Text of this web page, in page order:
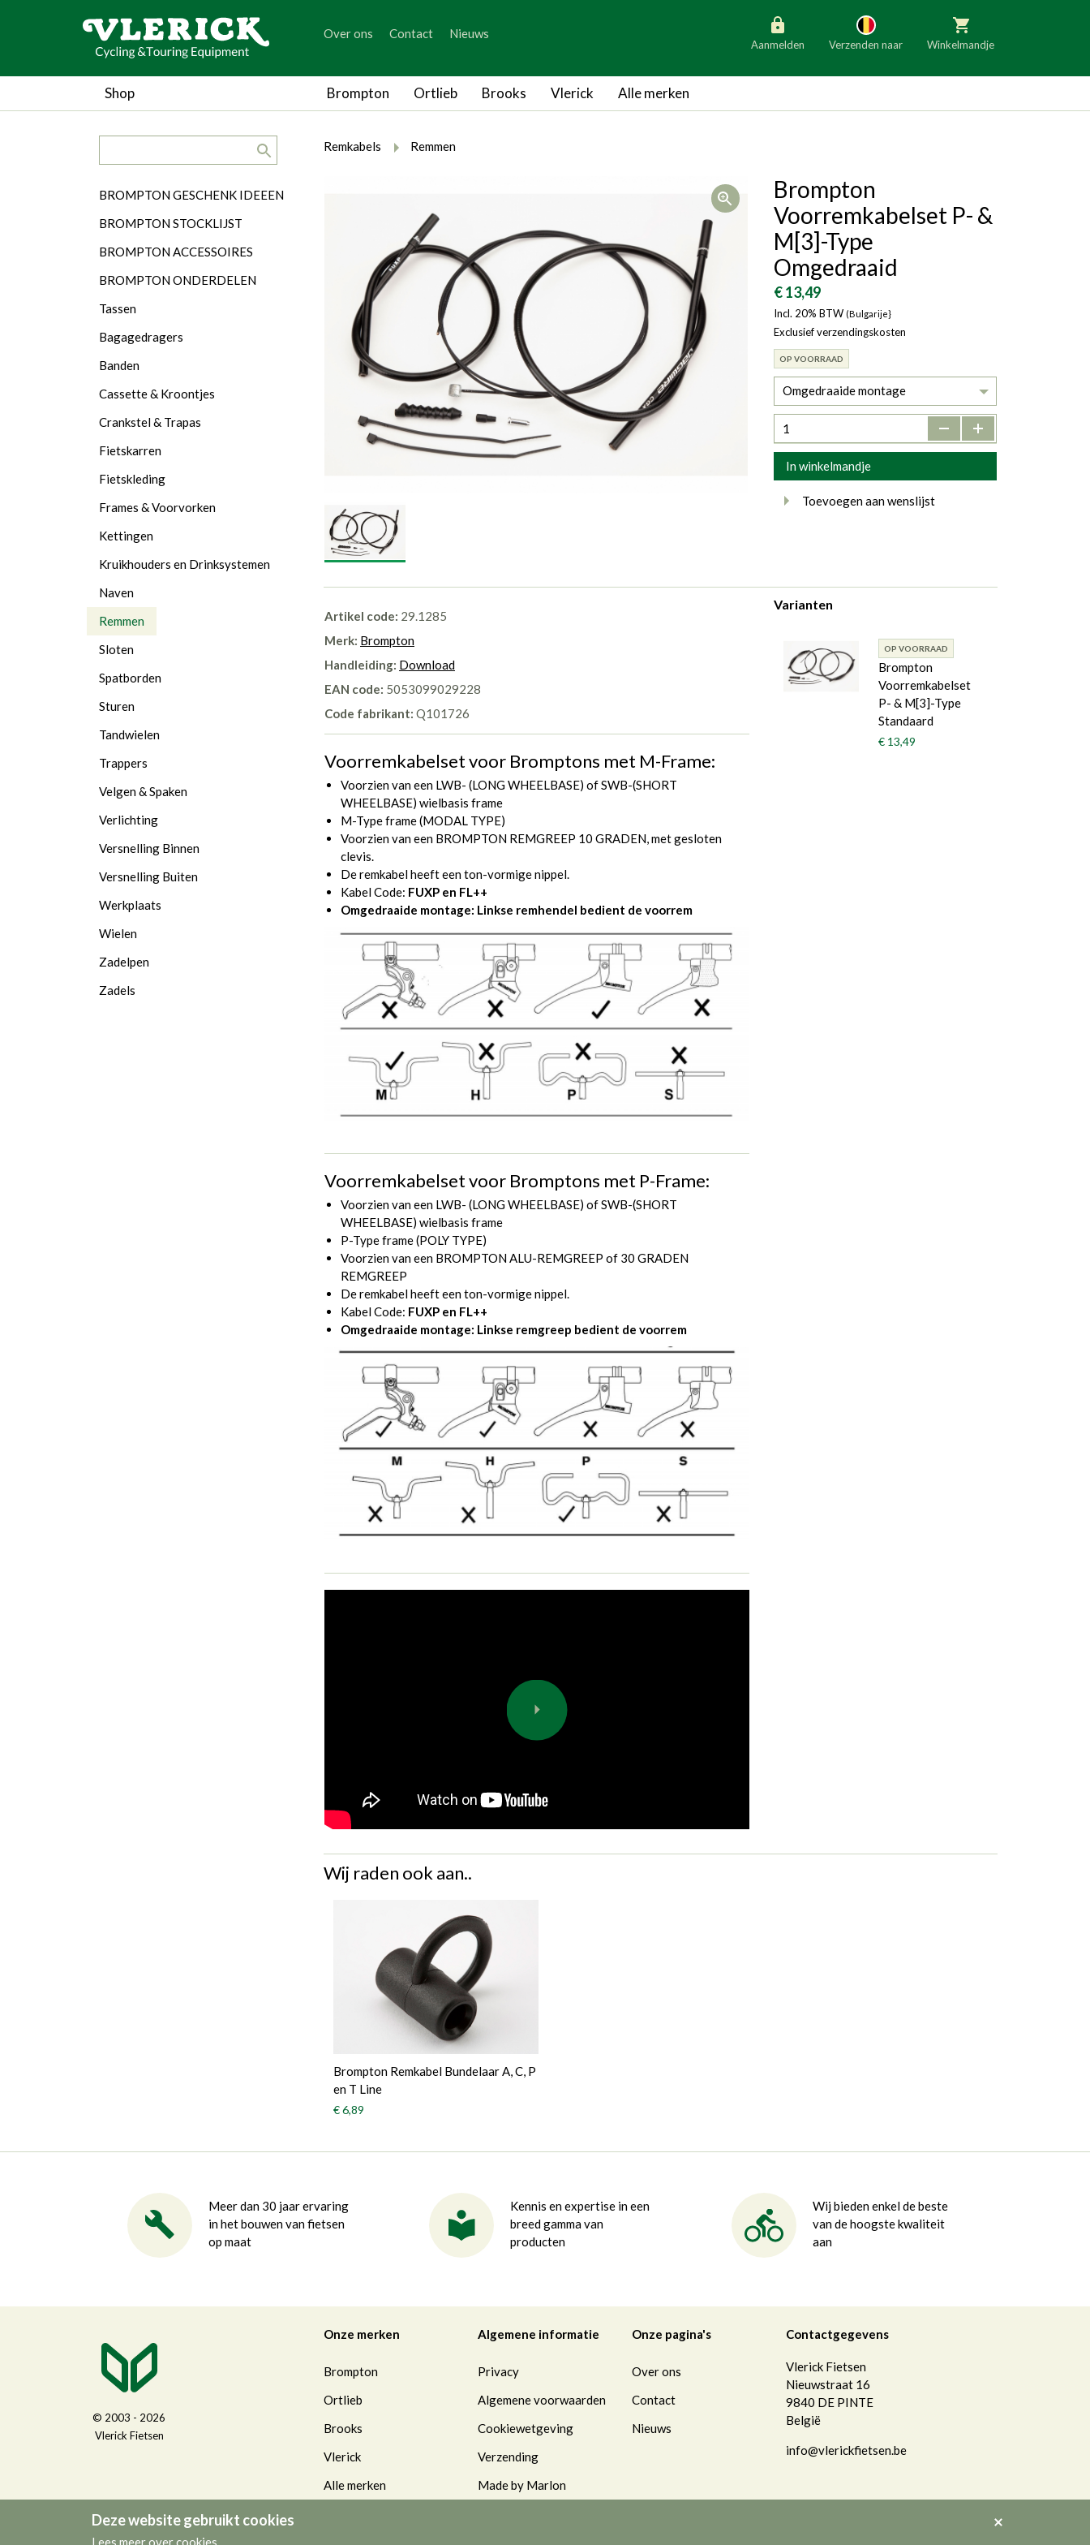
Deze website gebruikt cookies
Lees meer over cookies
Aanmelden Verzenden naar
Slovenië
Denemarken
Bulgarije
Winkelmandje
generic_skip_language
Over ons Contact Nieuws
Shop Brompton Ortlieb Brooks Vlerick Alle merken
breadcrumb.here
breadcrumb.from
Remkabels breadcrumb.to
Remmen
Open
Brompton
Voorremkabelset P- &
M[3]-Type
Omgedraaid
€ 13,49
Incl. 20% BTW (Bulgarije}
Exclusief verzendingskosten
OP VOORRAAD
Omgedraaide montage
- +
In winkelmandje
Toevoegen aan wenslijst
Artikel code: 29.1285
Merk: Brompton
Handleiding: Download
EAN code: 5053099029228
Code fabrikant: Q101726
Voorremkabelset voor Bromptons met M-Frame:
Voorzien van een LWB- (LONG WHEELBASE) of SWB-(SHORT
WHEELBASE) wielbasis frame
M-Type frame (MODAL TYPE)
Voorzien van een BROMPTON REMGREEP 10 GRADEN, met gesloten
clevis.
De remkabel heeft een ton-vormige nippel.
Kabel Code: FUXP en FL++
Omgedraaide montage: Linkse remhendel bedient de voorrem
Voorremkabelset voor Bromptons met P-Frame:
Voorzien van een LWB- (LONG WHEELBASE) of SWB-(SHORT
WHEELBASE) wielbasis frame
P-Type frame (POLY TYPE)
Voorzien van een BROMPTON ALU-REMGREEP of 30 GRADEN
REMGREEP
De remkabel heeft een ton-vormige nippel.
Kabel Code: FUXP en FL++
Omgedraaide montage: Linkse remgreep bedient de voorrem
Varianten
OP VOORRAAD
Brompton
Voorremkabelset
P- & M[3]-Type
Standaard
€ 13,49
Wij raden ook aan..
Brompton Remkabel Bundelaar A, C, P
en T Line
€ 6,89
Categorieën
BROMPTON GESCHENK IDEEEN
BROMPTON STOCKLIJST
BROMPTON ACCESSOIRES
BROMPTON ONDERDELEN
Tassen
Bagagedragers
Banden
Cassette & Kroontjes
Crankstel & Trapas
Fietskarren
Fietskleding
Frames & Voorvorken
Kettingen
Kruikhouders en Drinksystemen
Naven
Remmen
Sloten
Spatborden
Sturen
Tandwielen
Trappers
Velgen & Spaken
Verlichting
Versnelling Binnen
Versnelling Buiten
Werkplaats
Wielen
Zadelpen
Zadels
Meer dan 30 jaar ervaring
in het bouwen van fietsen
op maat
Kennis en expertise in een
breed gamma van
producten
Wij bieden enkel de beste
van de hoogste kwaliteit
aan
© 2003 - 2026
Vlerick Fietsen
Onze merken
Brompton
Ortlieb
Brooks
Vlerick
Alle merken
Algemene informatie
Privacy
Algemene voorwaarden
Cookiewetgeving
Verzending
Made by Marlon
Onze pagina's
Over ons
Contact
Nieuws
Contactgegevens
Vlerick Fietsen
Nieuwstraat 16
9840 DE PINTE
België
info@vlerickfietsen.be